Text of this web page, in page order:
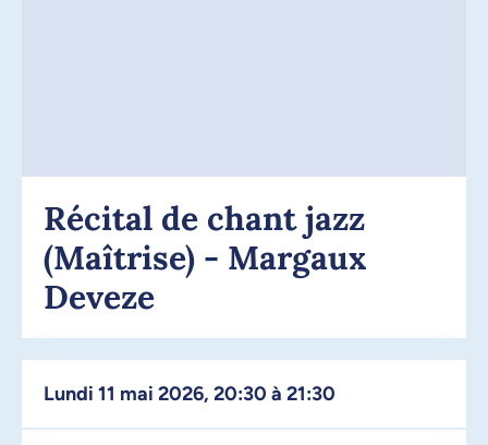
Récital de chant jazz
(Maîtrise) - Margaux
Deveze
lundi 11 mai 2026, 20:30 à 21:30